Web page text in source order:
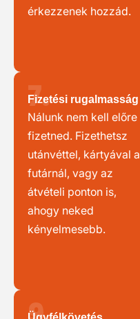
érkezzenek hozzád.
7.
Fizetési rugalmasság
Nálunk nem kell előre
fizetned. Fizethetsz
utánvéttel, kártyával a
futárnál, vagy az
átvételi ponton is,
ahogy neked
kényelmesebb.